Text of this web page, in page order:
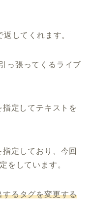
してくれます。
っ張ってくるライブ
指定してテキストを
定しており、今回
をしています。
るタグを変更する